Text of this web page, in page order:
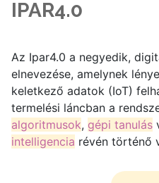
IPAR4.0
Az Ipar4.0 a negyedik,
elnevezése, amelynek
keletkező adatok (IoT)
termelési láncban a
algoritmusok, gépi tanulás
intelligencia révén történő